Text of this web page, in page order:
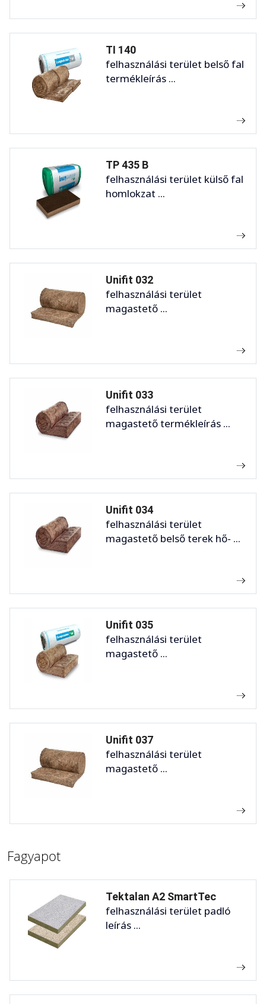
TI 140
felhasználási terület belső fal
termékleírás ...
TP 435 B
felhasználási terület külső fal
homlokzat ...
Unifit 032
felhasználási terület
magastető ...
Unifit 033
felhasználási terület
magastető termékleírás ...
Unifit 034
felhasználási terület
magastető belső terek hő- ...
Unifit 035
felhasználási terület
magastető ...
Unifit 037
felhasználási terület
magastető ...
Fagyapot
Tektalan A2 SmartTec
felhasználási terület padló
leírás ...